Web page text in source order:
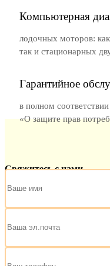
Компьютерная
лодочных моторов:
так и стационарных
Гарантийное
в полном
«О защите прав
Свяжитесь с нами